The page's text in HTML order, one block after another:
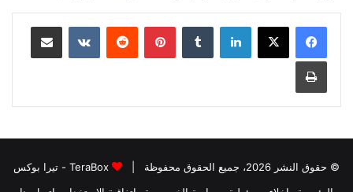
لينكدإن بينتيريست مشاركة عبر البريد
طباعة
© حقوق النشر 2026، جميع الحقوق محفوظة |
TeraBox - تيرا بوكس